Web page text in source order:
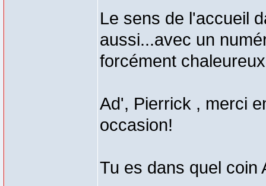
Le sens de l'accueil
aussi...avec un
forcément
Ad', Pierrick , merci
occasion!
Tu es dans quel coin